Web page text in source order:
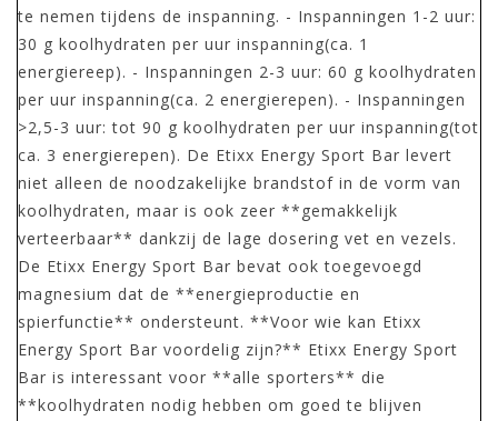
te nemen tijdens de inspanning. - Inspanningen 1-2 uur:
30 g koolhydraten per uur inspanning(ca. 1
energiereep). - Inspanningen 2-3 uur: 60 g koolhydraten
per uur inspanning(ca. 2 energierepen). - Inspanningen
>2,5-3 uur: tot 90 g koolhydraten per uur inspanning(tot
ca. 3 energierepen). De Etixx Energy Sport Bar levert
niet alleen de noodzakelijke brandstof in de vorm van
koolhydraten, maar is ook zeer **gemakkelijk
verteerbaar** dankzij de lage dosering vet en vezels.
De Etixx Energy Sport Bar bevat ook toegevoegd
magnesium dat de **energieproductie en
spierfunctie** ondersteunt. **Voor wie kan Etixx
Energy Sport Bar voordelig zijn?** Etixx Energy Sport
Bar is interessant voor **alle sporters** die
**koolhydraten nodig hebben om goed te blijven